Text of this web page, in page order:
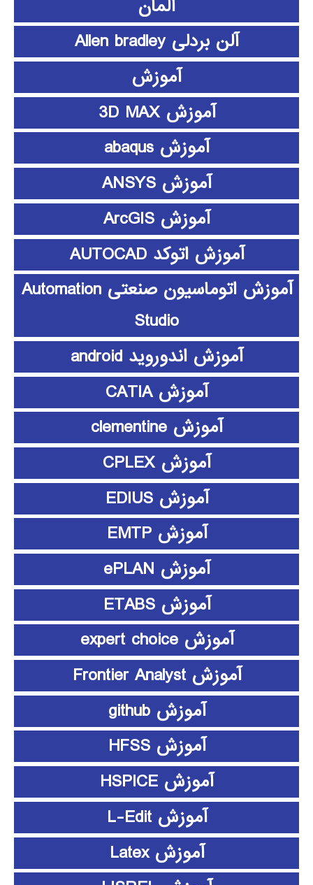
آلمان
آلن بردلی Allen bradley
آموزش
آموزش 3D MAX
آموزش abaqus
آموزش ANSYS
آموزش ArcGIS
آموزش اتوکد AUTOCAD
آموزش اتوماسیون صنعتی Automation
Studio
آموزش اندوروید android
آموزش CATIA
آموزش clementine
آموزش CPLEX
آموزش EDIUS
آموزش EMTP
آموزش ePLAN
آموزش ETABS
آموزش expert choice
آموزش Frontier Analyst
آموزش github
آموزش HFSS
آموزش HSPICE
آموزش L-Edit
آموزش Latex